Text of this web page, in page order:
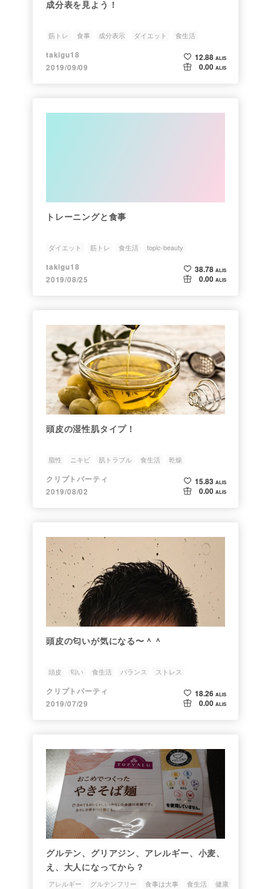
成分表を見よう！
筋トレ 食事 成分表示 ダイエット 食生活
takigu18
2019/09/09
12.88 ALIS
0.00 ALIS
トレーニングと食事
ダイエット 筋トレ 食生活 topic-beauty
takigu18
2019/08/25
38.78 ALIS
0.00 ALIS
頭皮の湿性肌タイプ！
脂性 ニキビ 肌トラブル 食生活 乾燥
クリプトパーティ
2019/08/02
15.83 ALIS
0.00 ALIS
頭皮の匂いが気になる〜＾＾
頭皮 匂い 食生活 バランス ストレス
クリプトパーティ
2019/07/29
18.26 ALIS
0.00 ALIS
グルテン、グリアジン、アレルギー、小麦、
え、大人になってから？
アレルギー グルテンフリー 食事は大事 食生活 健康